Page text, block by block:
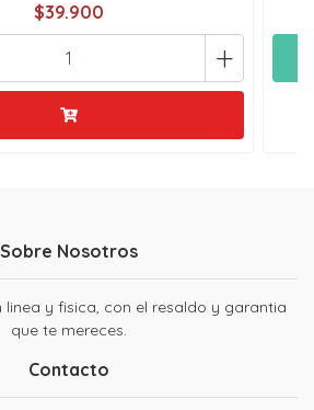
$39.900
+
Sobre Nosotros
linea y fisica, con el resaldo y garantia
que te mereces.
Contacto